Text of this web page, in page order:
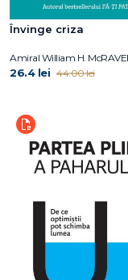
Învinge criza
Amiral William H.
26.4 lei 44.00 lei